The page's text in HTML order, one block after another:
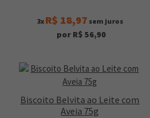
3x R$ 18,97 sem juros
por R$ 56,90
Biscoito Belvita ao Leite com
Aveia 75g